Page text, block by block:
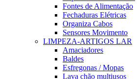
Fontes de Alimentação
Fechaduras Elétricas
Organiza Cabos
Sensores Movimento
LIMPEZA-ARTIGOS LAR
Amaciadores
Baldes
Esfregonas / Mopas
Lava chão multiusos